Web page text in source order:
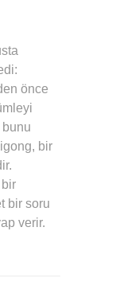
önce
bir
bir soru
verir.